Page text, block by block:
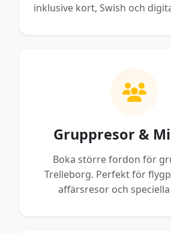
inklusive kort, Swish och
Gruppresor &
Boka större fordon för
Trelleborg. Perfekt för
affärsresor och